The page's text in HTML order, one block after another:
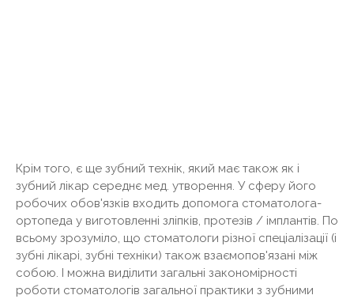
Крім того, є ще зубний технік, який має також як і
зубний лікар середнє мед. утворення. У сферу його
робочих обов'язків входить допомога стоматолога-
ортопеда у виготовленні зліпків, протезів / імплантів. По
всьому зрозуміло, що стоматологи різної спеціалізації (і
зубні лікарі, зубні техніки) також взаємопов'язані між
собою. І можна виділити загальні закономірності
роботи стоматологів загальної практики з зубними